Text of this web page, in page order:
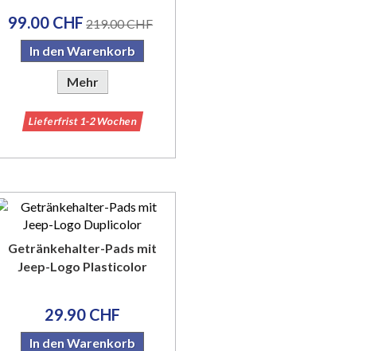
99.00 CHF 219.00 CHF
In den Warenkorb
Mehr
Lieferfrist 1-2 Wochen
Getränkehalter-Pads mit
Jeep-Logo Plasticolor
29.90 CHF
In den Warenkorb